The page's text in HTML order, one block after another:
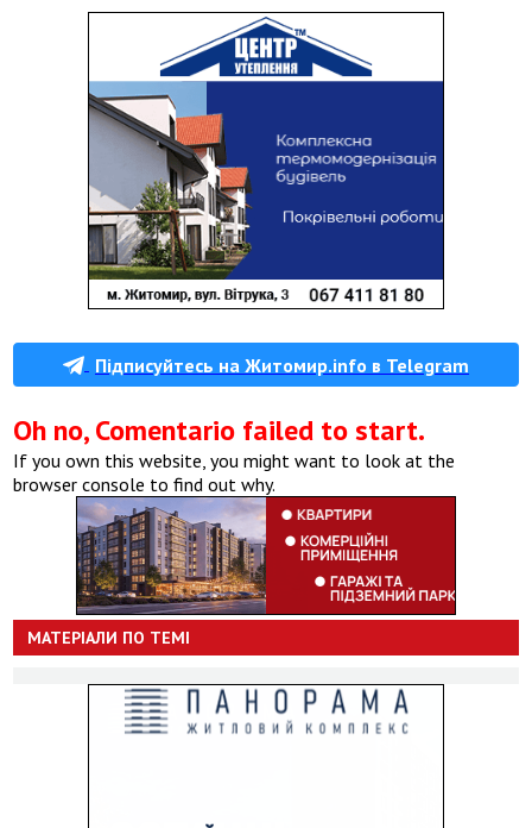
Підписуйтесь на Житомир.info в Telegram
Oh no, Comentario failed to start.
If you own this website, you might want to look at the
browser console to find out why.
МАТЕРІАЛИ ПО ТЕМІ